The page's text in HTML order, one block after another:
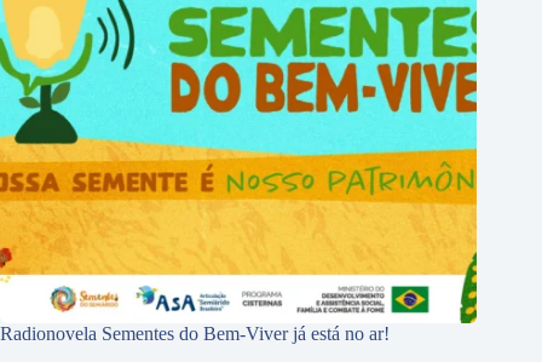
Radionovela Sementes do Bem-Viver já está no ar!